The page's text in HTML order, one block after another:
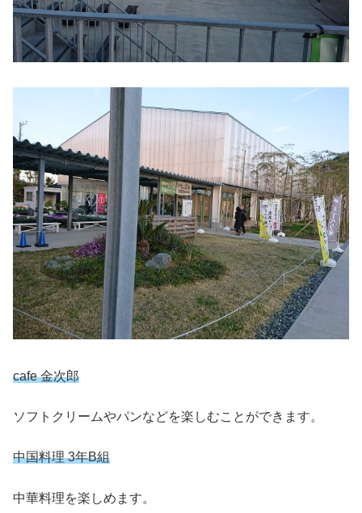
cafe 金次郎
ソフトクリームやパンなどを楽しむことができます。
中国料理 3年B組
中華料理を楽しめます。